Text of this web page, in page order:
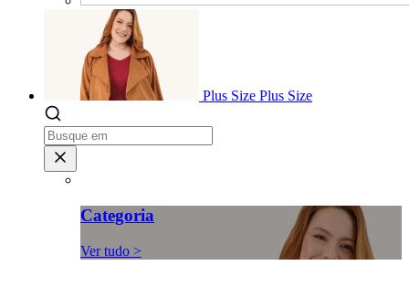
Plus Size Plus Size
Categoria
Ver tudo >